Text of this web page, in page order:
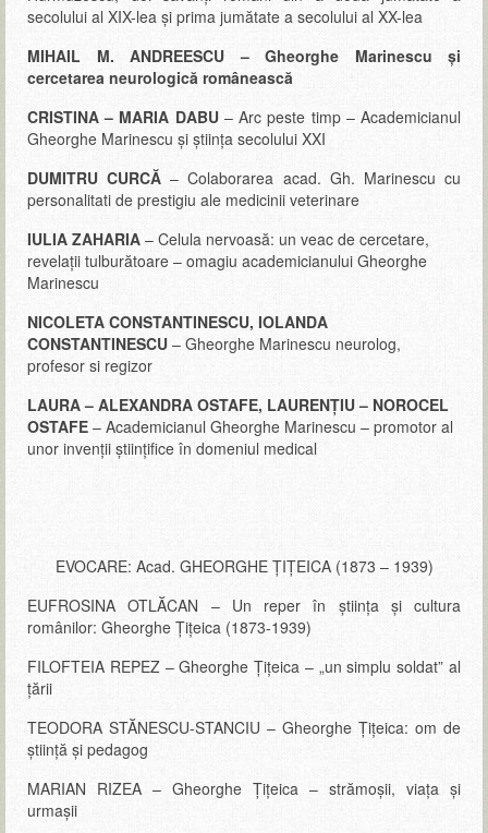
secolului al XIX-lea și prima jumătate a secolului al XX-lea
MIHAIL M. ANDREESCU – Gheorghe Marinescu și
cercetarea neurologică românească
CRISTINA – MARIA DABU – Arc peste timp – Academicianul
Gheorghe Marinescu și știința secolului XXI
DUMITRU CURCĂ– Colaborarea acad. Gh. Marinescu cu
personalitati de prestigiu ale medicinii veterinare
IULIA ZAHARIA – Celula nervoasă: un veac de cercetare,
revelații tulburătoare – omagiu academicianului Gheorghe
Marinescu
NICOLETA CONSTANTINESCU, IOLANDA
CONSTANTINESCU – Gheorghe Marinescu neurolog,
profesor si regizor
LAURA – ALEXANDRA OSTAFE, LAURENŢIU – NOROCEL
OSTAFE – Academicianul Gheorghe Marinescu – promotor al
unor invenţii ştiinţifice în domeniul medical
EVOCARE: Acad. GHEORGHE ȚIȚEICA (1873 – 1939)
EUFROSINA OTLĂCAN – Un reper în ştiinţa şi cultura
românilor: Gheorghe Ţiţeica (1873-1939)
FILOFTEIA REPEZ – Gheorghe Ţiţeica – „un simplu soldat” al
ţării
TEODORA STĂNESCU-STANCIU – Gheorghe Ţiţeica: om de
ştiinţă și pedagog
MARIAN RIZEA – Gheorghe Țițeica – strămoșii, viața și
urmașii